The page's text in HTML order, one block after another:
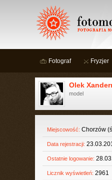
Fotograf Fryzjer
Olek
model
Miejscowość: Chorzów
Data rejestracji:
Ostatnie logowanie:
Licznik wyświetleń: 2961